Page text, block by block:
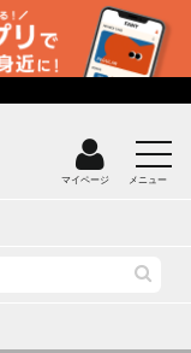
マイページ メニュー